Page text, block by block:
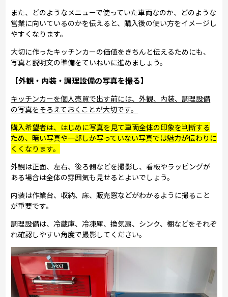
また、どのようなメニューで使っていた車両なのか、どのような
営業に向いているのかを伝えると、購入後の使い方をイメージし
やすくなります。
大切に作ったキッチンカーの価値をきちんと伝えるためにも、
写真と説明文の準備をていねいに進めましょう。
【外観・内装・調理設備の写真を撮る】
キッチンカーを個人売買で出す前には、外観、内装、調理設備
の写真をそろえておくことが大切です。
購入希望者は、はじめに写真を見て車両全体の印象を判断する
ため、暗い写真や一部しか写っていない写真では魅力が伝わりに
くくなります。
外観は正面、左右、後ろ側などを撮影し、看板やラッピングが
ある場合は全体の雰囲気も見せるとよいでしょう。
内装は作業台、収納、床、販売窓などがわかるように撮ること
が重要です。
調理設備は、冷蔵庫、冷凍庫、換気扇、シンク、棚などをそれぞ
れ確認しやすい角度で撮影してください。